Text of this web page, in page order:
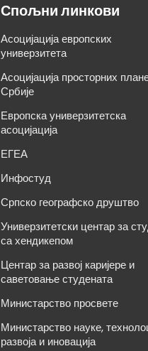
Спољни линкови
Асоцијација европских
универзитета
Асоцијација просторних
Србије
Европска универзитетска
асоцијација
ЕГЕА
Инфостуд
Српско географско друштво
Универзитетски центар за
са хендикепом
Центар за развој каријере и
саветовање студената
Министарство просвете
Министарство науке,
развоја и иновација